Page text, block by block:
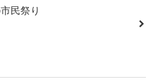
民祭り